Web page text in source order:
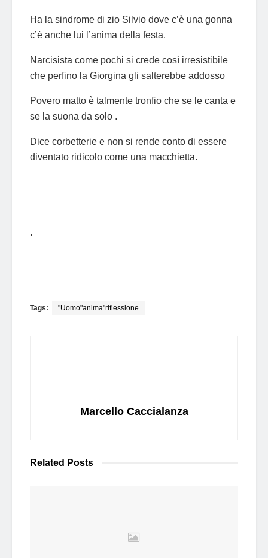
Ha la sindrome di zio Silvio dove c’è una gonna
c’è anche lui l’anima della festa.
Narcisista come pochi si crede così irresistibile
che perfino la Giorgina gli salterebbe addosso
Povero matto è talmente tronfio che se le canta e
se la suona da solo .
Dice corbetterie e non si rende conto di essere
diventato ridicolo come una macchietta.
.
Tags: "Uomo"anima"riflessione
Marcello Caccialanza
Related Posts